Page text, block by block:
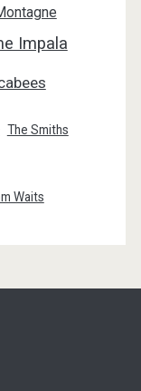
Impala
The Smiths
Waits